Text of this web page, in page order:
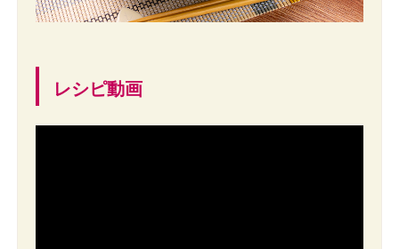
レシピ動画